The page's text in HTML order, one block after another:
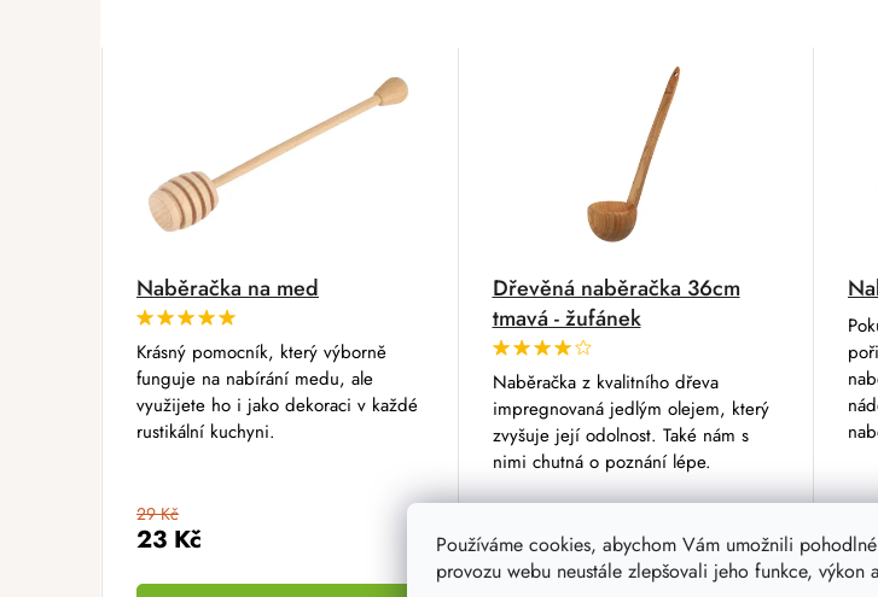
Používáme cookies, abychom Vám umožnili
provozu webu neustále zlepšovali jeho funkce, výkon
Naběračka na med
23 Kč
29 Kč
Krásný pomocník, který výborně
funguje na nabírání medu, ale
využijete ho i jako dekoraci v každé
rustikální kuchyni.
Dřevěná naběračka 36cm
tmavá - žufánek
255 Kč
Naběračka z kvalitního dřeva
impregnovaná jedlým olejem, který
zvyšuje její odolnost. Také nám s
nimi chutná o poznání lépe.